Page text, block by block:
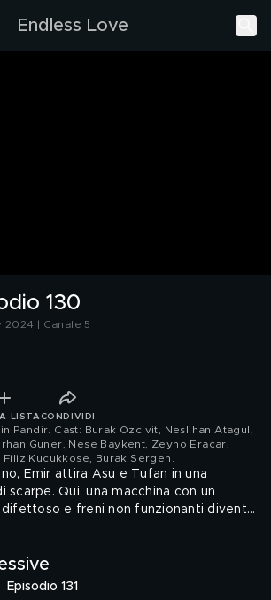
Endless Love
130
2024 | Canale 5
LISTA CONDIVIDI
Pandir. Cast: Burak Ozcivit, Neslihan Atagul,
Guner, Nese Baykent, Zeyno Eracar,
Filiz Kucukkose, Burak Sergen
Emir attira Asu e Tufan in una
scarpe. Qui, una macchina con un
e freni non funzionanti diventa
di Mujgan, che, insieme a Nihan, si
Emir e persuadere Asu a cedere al
Episodio 131